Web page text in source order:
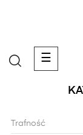
Toggle
☰
Trafność